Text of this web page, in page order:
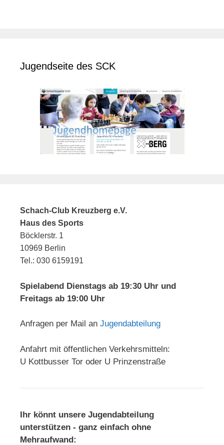
Jugendseite des SCK
Schach-Club Kreuzberg e.V.
Haus des Sports
Böcklerstr. 1
10969 Berlin
Tel.: 030 6159191
Spielabend Dienstags ab 19:30 Uhr und
Freitags ab 19:00 Uhr
Anfragen per Mail an Jugendabteilung
Anfahrt mit öffentlichen Verkehrsmitteln:
U Kottbusser Tor oder U Prinzenstraße
Ihr könnt unsere Jugendabteilung
unterstützen - ganz einfach ohne
Mehraufwand: